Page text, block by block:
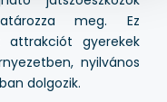
meg. Ez
gyerekek
nyilvános
dolgozik.